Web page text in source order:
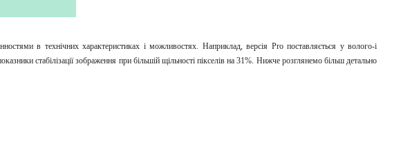
в технічних характеристиках і можливостях. Наприклад, версія Pro поставляється у волого-і
стабілізації зображення при більшій щільності пікселів на 31%. Нижче розглянемо більш детально